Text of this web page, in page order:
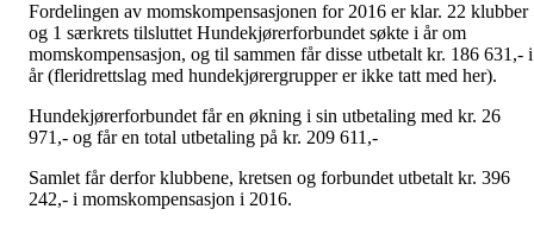
Fordelingen av momskompensasjonen for 2016 er klar. 22 klubber
og 1 særkrets tilsluttet Hundekjørerforbundet søkte i år om
momskompensasjon, og til sammen får disse utbetalt kr. 186 631,- i
år (fleridrettslag med hundekjørergrupper er ikke tatt med her).
Hundekjørerforbundet får en økning i sin utbetaling med kr. 26
971,- og får en total utbetaling på kr. 209 611,-
Samlet får derfor klubbene, kretsen og forbundet utbetalt kr. 396
242,- i momskompensasjon i 2016.